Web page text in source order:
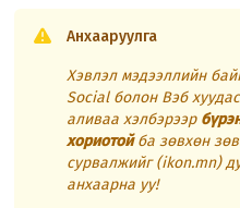
Анхааруулга
Хэвлэл мэдээллийн
Social болон Вэб
аливаа хэлбэрээр
хориотойба зөвхөн
сурвалжийг (ikon.mn)
анхаарна уу!